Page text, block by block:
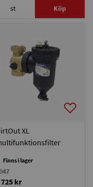
st Köp
XL
Finns i lager
725 kr